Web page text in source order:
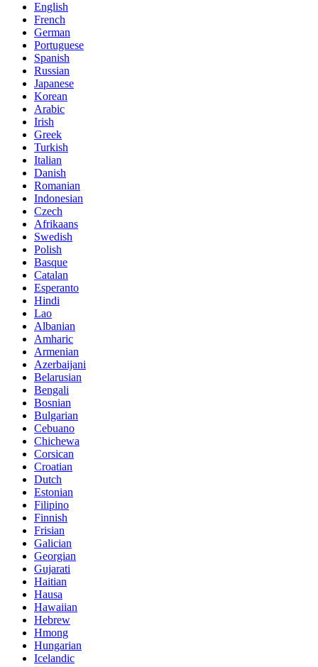
English
French
German
Portuguese
Spanish
Russian
Japanese
Korean
Arabic
Irish
Greek
Turkish
Italian
Danish
Romanian
Indonesian
Czech
Afrikaans
Swedish
Polish
Basque
Catalan
Esperanto
Hindi
Lao
Albanian
Amharic
Armenian
Azerbaijani
Belarusian
Bengali
Bosnian
Bulgarian
Cebuano
Chichewa
Corsican
Croatian
Dutch
Estonian
Filipino
Finnish
Frisian
Galician
Georgian
Gujarati
Haitian
Hausa
Hawaiian
Hebrew
Hmong
Hungarian
Icelandic